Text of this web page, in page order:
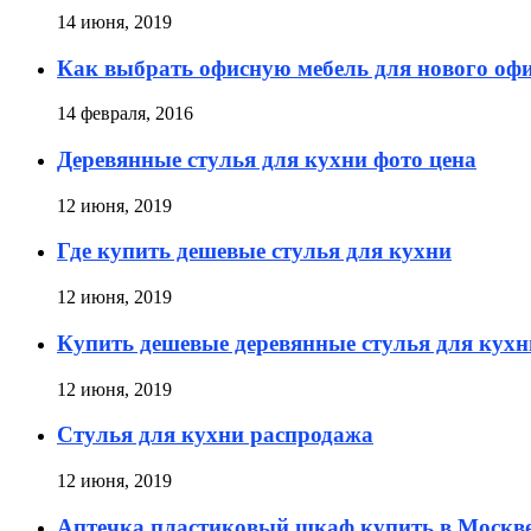
14 июня, 2019
Как выбрать офисную мебель для нового
14 февраля, 2016
Деревянные стулья для кухни фото цена
12 июня, 2019
Где купить дешевые стулья для кухни
12 июня, 2019
Купить дешевые деревянные стулья для
12 июня, 2019
Стулья для кухни распродажа
12 июня, 2019